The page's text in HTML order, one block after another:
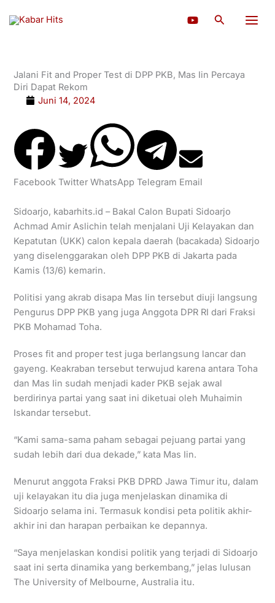
Cari
Jalani Fit and Proper Test di DPP PKB, Mas Iin Percaya
Diri Dapat Rekom
Juni 14, 2024
Facebook Twitter WhatsApp Telegram Email
Sidoarjo, kabarhits.id – Bakal Calon Bupati Sidoarjo
Achmad Amir Aslichin telah menjalani Uji Kelayakan dan
Kepatutan (UKK) calon kepala daerah (bacakada) Sidoarjo
yang diselenggarakan oleh DPP PKB di Jakarta pada
Kamis (13/6) kemarin.
Politisi yang akrab disapa Mas Iin tersebut diuji langsung
Pengurus DPP PKB yang juga Anggota DPR RI dari Fraksi
PKB Mohamad Toha.
Proses fit and proper test juga berlangsung lancar dan
gayeng. Keakraban tersebut terwujud karena antara Toha
dan Mas Iin sudah menjadi kader PKB sejak awal
berdirinya partai yang saat ini diketuai oleh Muhaimin
Iskandar tersebut.
“Kami sama-sama paham sebagai pejuang partai yang
sudah lebih dari dua dekade,” kata Mas Iin.
Menurut anggota Fraksi PKB DPRD Jawa Timur itu, dalam
uji kelayakan itu dia juga menjelaskan dinamika di
Sidoarjo selama ini. Termasuk kondisi peta politik akhir-
akhir ini dan harapan perbaikan ke depannya.
“Saya menjelaskan kondisi politik yang terjadi di Sidoarjo
saat ini serta dinamika yang berkembang,” jelas lulusan
The University of Melbourne, Australia itu.